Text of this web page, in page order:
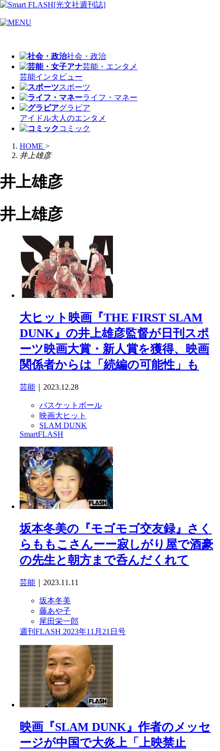
社会・政治
芸能・エンタメ
芸能インタビュー
スポーツ
ライフ・マネー
グラビア
アイドル大人のエンタメ
コミック
HOME >
井上雄彦
井上雄彦
井上雄彦
大ヒット映画『THE FIRST SLAM
DUNK』の井上雄彦監督が日刊スポ
ーツ映画大賞・新人賞を獲得、映画
関係者からは「続編の可能性」も
芸能 ｜2023.12.28
バスケットボール
映画大ヒット
SLAM DUNK
SmartFLASH
坂本冬美の『モゴモゴ交友録』さく
らももこさんーー寂しがり屋で酒豪
の先生と朝方まで呑んだくれて
芸能 ｜2023.11.11
坂本冬美
藤あや子
尾田栄一郎
週刊FLASH 2023年11月21日号
映画『SLAM DUNK』作者のメッセ
ージが中国で大炎上「上映禁止